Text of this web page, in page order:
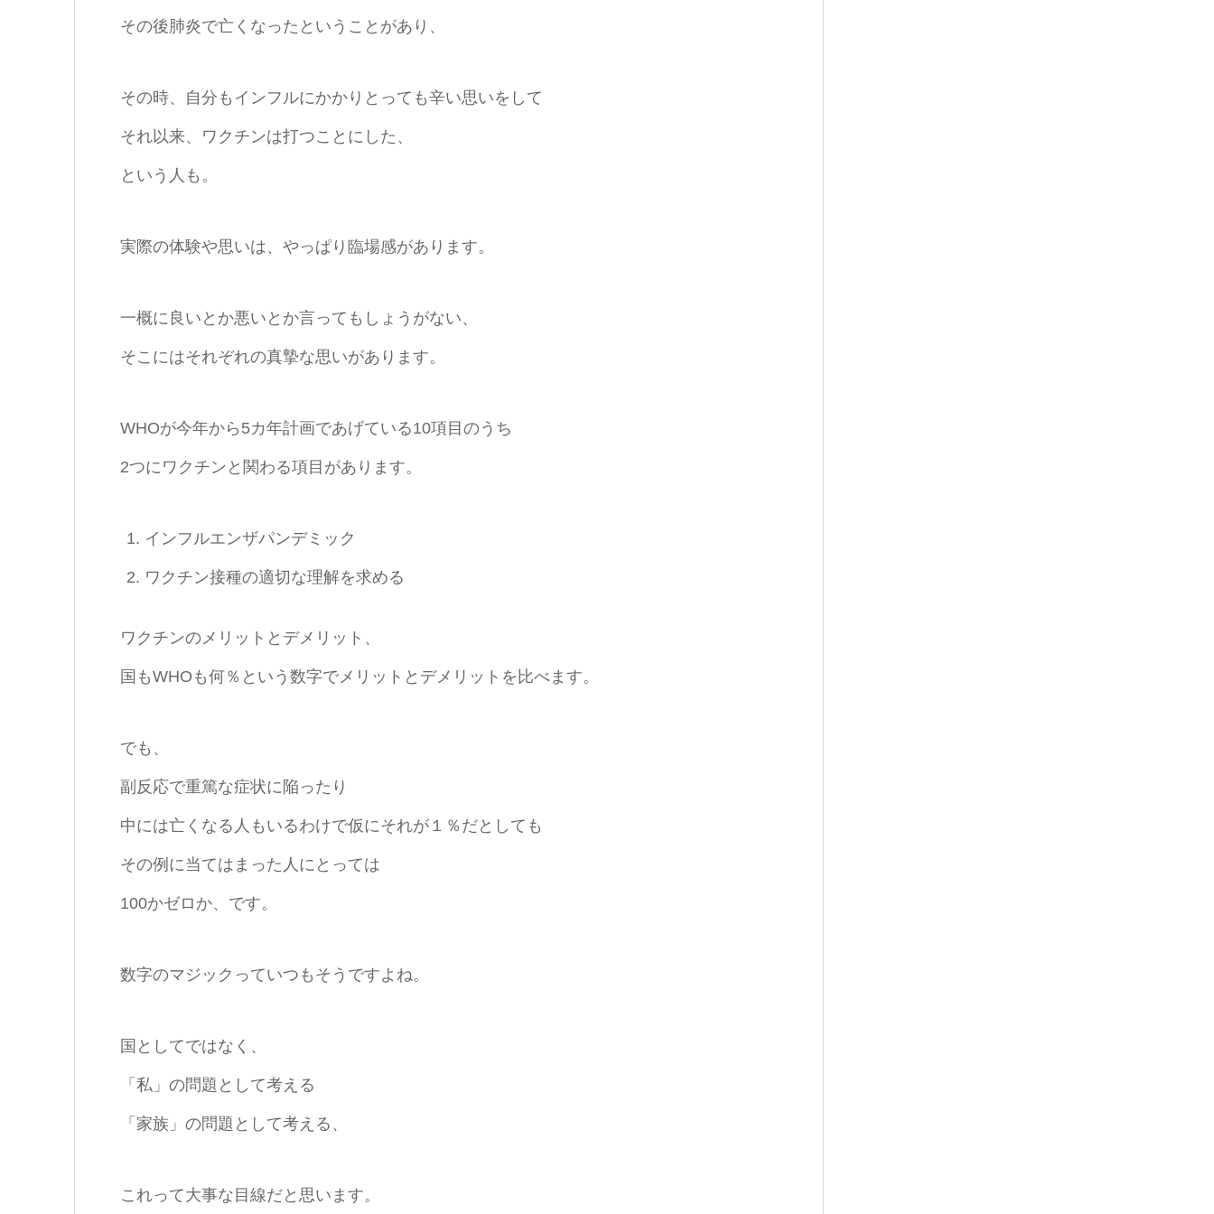
その後肺炎で亡くなったということがあり、
その時、自分もインフルにかかりとっても辛い思いをして
それ以来、ワクチンは打つことにした、
という人も。
実際の体験や思いは、やっぱり臨場感があります。
一概に良いとか悪いとか言ってもしょうがない、
そこにはそれぞれの真摯な思いがあります。
WHOが今年から5カ年計画であげている10項目のうち
2つにワクチンと関わる項目があります。
インフルエンザパンデミック
ワクチン接種の適切な理解を求める
ワクチンのメリットとデメリット、
国もWHOも何％という数字でメリットとデメリットを比べます。
でも、
副反応で重篤な症状に陥ったり
中には亡くなる人もいるわけで仮にそれが１％だとしても
その例に当てはまった人にとっては
100かゼロか、です。
数字のマジックっていつもそうですよね。
国としてではなく、
「私」の問題として考える
「家族」の問題として考える、
これって大事な目線だと思います。